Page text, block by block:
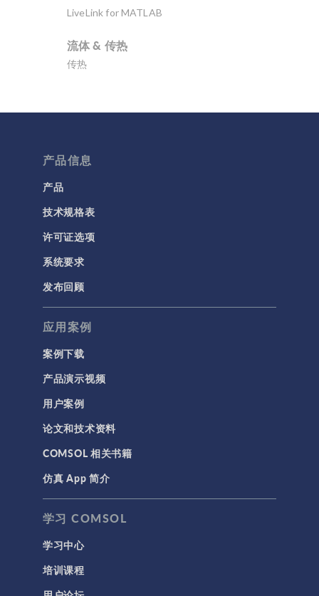
出的变形面积用于
内部压力的变化。
计算得出的压差作
为一个载荷施加到
操作，请查看超弹
流体 上述方法假设
流体是可压缩的，
并且密封件的内部
压力与面积变化呈
流体是不可压缩的
呢？假设考虑的不
的密封件，而是一
个充满水的气囊，
其中水几乎是不可
压缩的。那么，随
着结构的变形，封
变，上述方法就行
不通了。因此，我
案。 我们将 全局方
程 功能添加到固体
力学接口，通过在
这个模型中引入一
使体积不会发生变
化。我们来看看这
局方程的设置。需
要启用高级物理选
LiveLink for MATLAB
流体 & 传热
传热
多孔介质流动
流体流动颗粒跟踪
电磁学
RF 与微波工程
低频电磁学
半导体器件
带电粒子追踪
波动光学
等离子体物理
科学新闻
结构 & 声学
MEMS & 压电器件
声学与振动
岩土力学
材料模型
结构力学
结构动力学
产品信息
产品
技术规格表
许可证选项
系统要求
发布回顾
应用案例
案例下载
产品演示视频
用户案例
论文和技术资料
COMSOL 相关书籍
仿真 App 简介
学习 COMSOL
学习中心
培训课程